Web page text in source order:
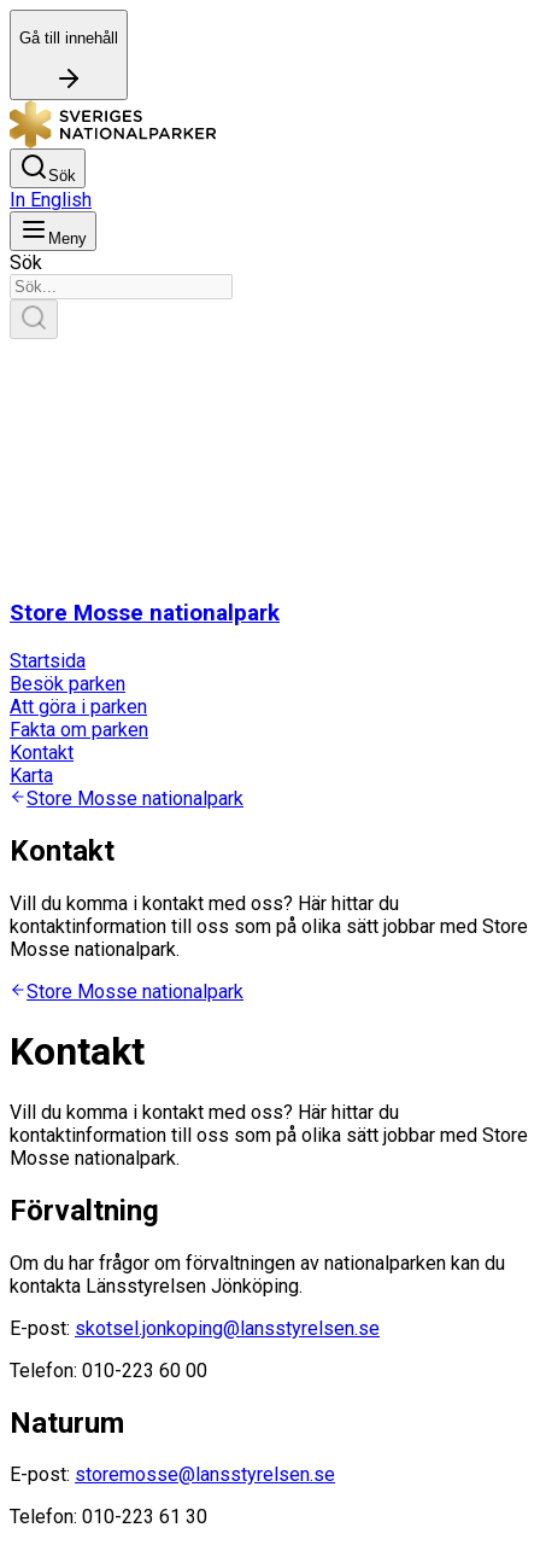
Gå till innehåll
Sök
In English
Meny
Sök
Store Mosse nationalpark
Startsida
Besök parken
Att göra i parken
Fakta om parken
Kontakt
Karta
Store Mosse nationalpark
Kontakt
Vill du komma i kontakt med oss? Här hittar du
kontaktinformation till oss som på olika sätt jobbar med Store
Mosse nationalpark.
Store Mosse nationalpark
Kontakt
Vill du komma i kontakt med oss? Här hittar du
kontaktinformation till oss som på olika sätt jobbar med Store
Mosse nationalpark.
Förvaltning
Om du har frågor om förvaltningen av nationalparken kan du
kontakta Länsstyrelsen Jönköping.
E-post: skotsel.jonkoping@lansstyrelsen.se
Telefon: 010-223 60 00
Naturum
E-post: storemosse@lansstyrelsen.se
Telefon: 010-223 61 30